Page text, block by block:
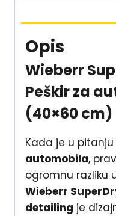
Opis
Wieberr
Peškir za
(40×60 cm)
Kada je u pitanju
automobila,
ogromnu razliku
Wieberr
detailing je